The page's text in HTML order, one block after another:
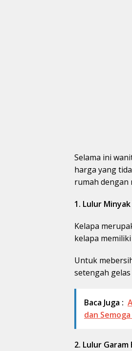
Selama ini
harga yang
rumah dengan
1. Lulur
Kelapa
kelapa
Untuk
setengah
Baca Juga :
dan
2. Lulur